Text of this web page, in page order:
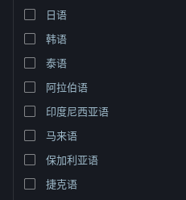
更改语言
获取 Steam 手机应用
查看桌面版网站
日语
韩语
泰语
阿拉伯语
印度尼西亚语
马来语
保加利亚语
捷克语
0 个匹配的搜索结果。 根据您的偏好，